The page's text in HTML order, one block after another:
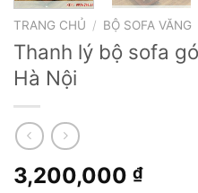
TRANG CHỦ / BỘ SOFA VĂNG
Thanh lý bộ sofa
Hà Nội
3,200,000 ₫